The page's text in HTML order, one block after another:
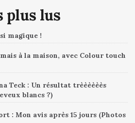
plus lus
magique !
à la maison, avec Colour touch
Teck : Un résultat trèèèèèès
blancs ?)
: Mon avis après 15 jours (Photos